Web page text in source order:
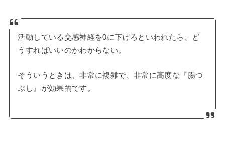
活動している交感神経を0に下げろといわれたら、ど
うすればいいのかわからない。
そういうときは、非常に複雑で、非常に高度な『腸つ
ぶし』が効果的です。